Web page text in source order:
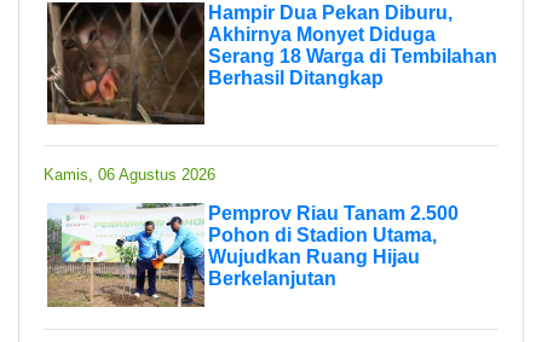
Hampir Dua Pekan Diburu,
Akhirnya Monyet Diduga
Serang 18 Warga di Tembilahan
Berhasil Ditangkap
Kamis, 06 Agustus 2026
Pemprov Riau Tanam 2.500
Pohon di Stadion Utama,
Wujudkan Ruang Hijau
Berkelanjutan